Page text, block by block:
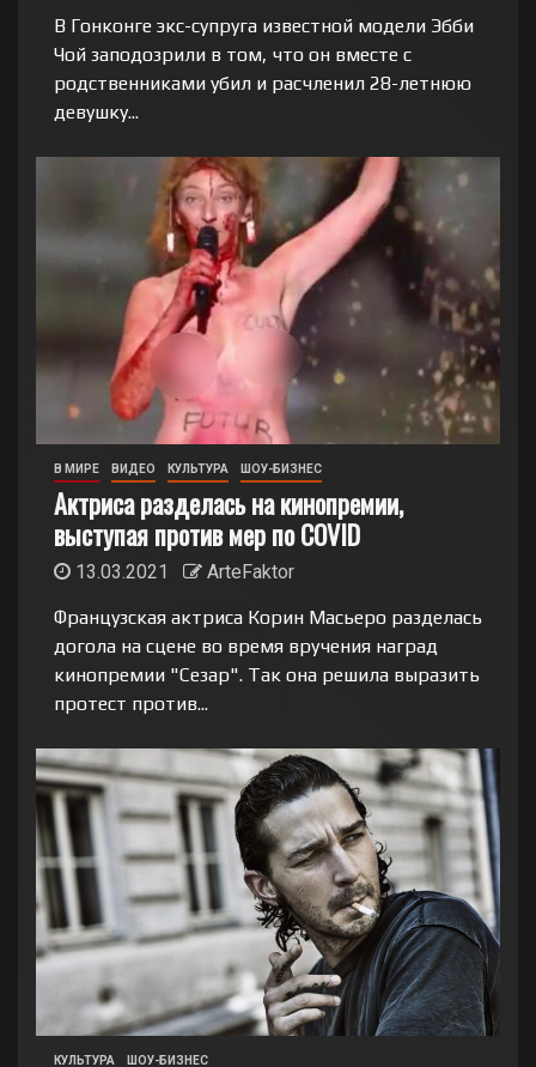
В Гонконге экс-супруга известной модели Эбби
Чой заподозрили в том, что он вместе с
родственниками убил и расчленил 28-летнюю
девушку...
В МИРЕ ВИДЕО КУЛЬТУРА ШОУ-БИЗНЕС
Актриса разделась на кинопремии,
выступая против мер по COVID
13.03.2021
ArteFaktor
Французская актриса Корин Масьеро разделась
догола на сцене во время вручения наград
кинопремии "Сезар". Так она решила выразить
протест против...
КУЛЬТУРА ШОУ-БИЗНЕС